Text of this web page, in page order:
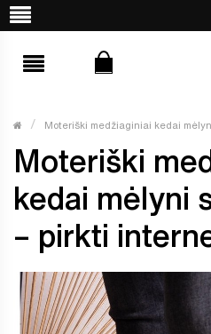
Moteriški medžiaginiai kedai
Moteriški
kedai mėlyni
– pirkti